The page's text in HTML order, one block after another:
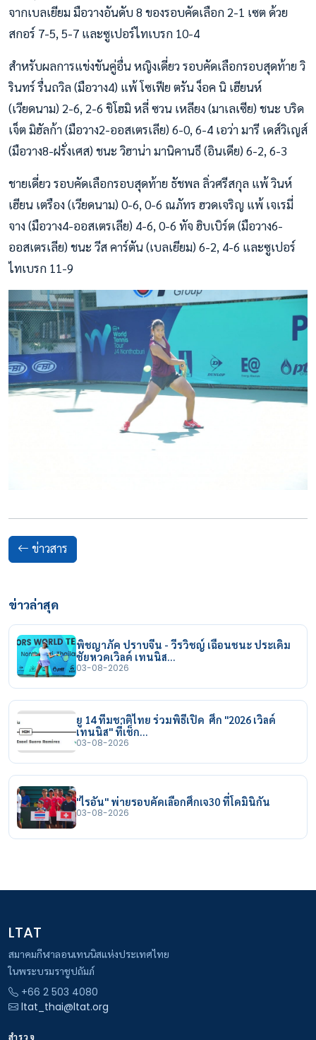
จากเบลเยียม มือวางอันดับ 8 ของรอบคัดเลือก 2-1 เซต ด้วย
สกอร์ 7-5, 5-7 และซูเปอร์ไทเบรก 10-4
สำหรับผลการแข่งขันคู่อื่น หญิงเดี่ยว รอบคัดเลือกรอบสุดท้าย วิ
รินทร์ รื่นถวิล (มือวาง4) แพ้ โซเฟีย ตรัน ง็อค นิ เฮียนห์
(เวียดนาม) 2-6, 2-6 ชิโฮมิ หลี่ ซวน เหลียง (มาเลเซีย) ชนะ บริด
เจ็ต มิฮัลก้า (มือวาง2-ออสเตรเลีย) 6-0, 6-4 เอว่า มารี เดส์วิเญส์
(มือวาง8-ฝรั่งเศส) ชนะ วิฮาน่า มานิคานธี (อินเดีย) 6-2, 6-3
ชายเดี่ยว รอบคัดเลือกรอบสุดท้าย ธัชพล ลิ่วศรีสกุล แพ้ วินห์
เฮียน เตรือง (เวียดนาม) 0-6, 0-6 ณภัทร ฮวดเจริญ แพ้ เจเรมี่
จาง (มือวาง4-ออสเตรเลีย) 4-6, 0-6 ทัจ ฮิบเบิร์ต (มือวาง6-
ออสเตรเลีย) ชนะ วีส คาร์ตัน (เบลเยียม) 6-2, 4-6 และซูเปอร์
ไทเบรก 11-9
ข่าวสาร
ข่าวล่าสุด
พิชญาภัค ปราบจีน - วีรวิชญ์ เฉือนชนะ ประเดิม
ชัยหวดเวิลด์ เทนนิส…
03-08-2026
ยู 14 ทีมชาติไทย ร่วมพิธีเปิด ศึก "2026 เวิลด์
เทนนิส" ที่เช็ก…
03-08-2026
"ไรอัน" พ่ายรอบคัดเลือกศึกเจ30 ที่โดมินิกัน
03-08-2026
LTAT
สมาคมกีฬาลอนเทนนิสแห่งประเทศไทย
ในพระบรมราชูปถัมภ์
+66 2 503 4080
ltat_thai@ltat.org
สำรวจ